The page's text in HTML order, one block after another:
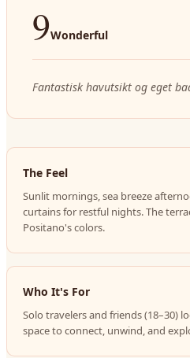
9Wonderful
Fantastisk havutsikt og eget
The Feel
Sunlit mornings, sea breeze
curtains for restful nights. The
Positano's colors.
Who It's For
Solo travelers and friends (18–30)
space to connect, unwind, and